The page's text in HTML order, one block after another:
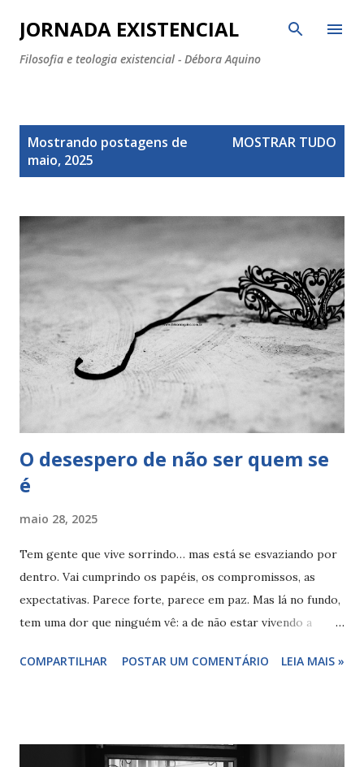
Pular para o conteúdo principal
JORNADA EXISTENCIAL
Filosofia e teologia existencial - Débora Aquino
Mostrando postagens de
maio, 2025
MOSTRAR TUDO
O desespero de não ser quem se
é
maio 28, 2025
Tem gente que vive sorrindo… mas está se esvaziando por
dentro. Vai cumprindo os papéis, os compromissos, as
expectativas. Parece forte, parece em paz. Mas lá no fundo,
tem uma dor que ninguém vê: a de não estar vivendo a
de desespero. Não o desespero que grita — mas o que
Ele vai se instalando aos poucos. Primeiro a gente começa a
COMPARTILHAR POSTAR UM COMENTÁRIO LEIA MAIS »